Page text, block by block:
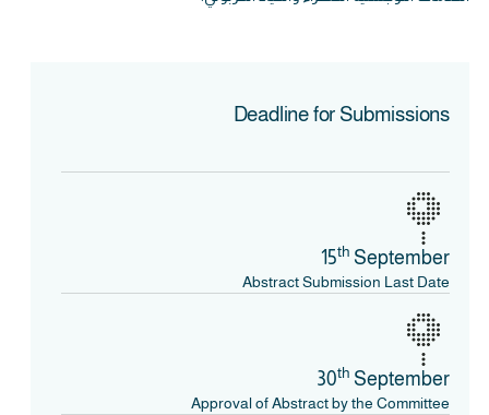
Deadline for Submissions
15th September
Abstract Submission Last Date
30th September
Approval of Abstract by the Committee